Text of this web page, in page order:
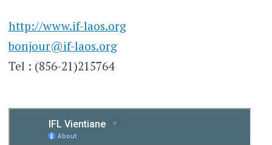
http://www.if-laos.org
bonjour@if-laos.org
Tel : (856-21)215764